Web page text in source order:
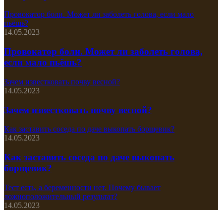
Провокатор боли. Может ли заболеть голова, если мало
пьёшь?
14.05.2023
Провокатор боли. Может ли заболеть голова,
если мало пьёшь?
Зачем известковать почву весной?
14.05.2023
Зачем известковать почву весной?
Как заставить соседа по даче выкопать борщевик?
14.05.2023
Как заставить соседа по даче выкопать
борщевик?
Тест есть, а беременности нет. Почему бывает
ложноположительный результат?
14.05.2023